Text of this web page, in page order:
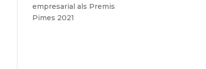
empresarial als Premis
Pimes 2021